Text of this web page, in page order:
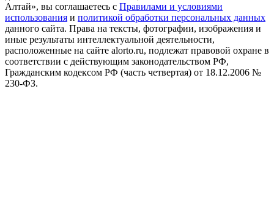
Алтай», вы соглашаетесь с Правилами и условиями
использования и политикой обработки персональных данных
данного сайта. Права на тексты, фотографии, изображения и
иные результаты интеллектуальной деятельности,
расположенные на сайте alorto.ru, подлежат правовой охране в
соответствии с действующим законодательством РФ,
Гражданским кодексом РФ (часть четвертая) от 18.12.2006 №
230-ФЗ.